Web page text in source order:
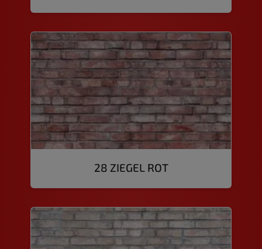
28 ZIEGEL ROT